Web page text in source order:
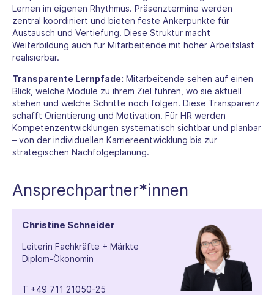
Lernen im eigenen Rhythmus. Präsenztermine werden
zentral koordiniert und bieten feste Ankerpunkte für
Austausch und Vertiefung. Diese Struktur macht
Weiterbildung auch für Mitarbeitende mit hoher Arbeitslast
realisierbar.
Transparente Lernpfade: Mitarbeitende sehen auf einen
Blick, welche Module zu ihrem Ziel führen, wo sie aktuell
stehen und welche Schritte noch folgen. Diese Transparenz
schafft Orientierung und Motivation. Für HR werden
Kompetenzentwicklungen systematisch sichtbar und planbar
– von der individuellen Karriereentwicklung bis zur
strategischen Nachfolgeplanung.
Ansprechpartner*innen
Christine Schneider
Leiterin Fachkräfte + Märkte
Diplom-Ökonomin
T +49 711 21050-25